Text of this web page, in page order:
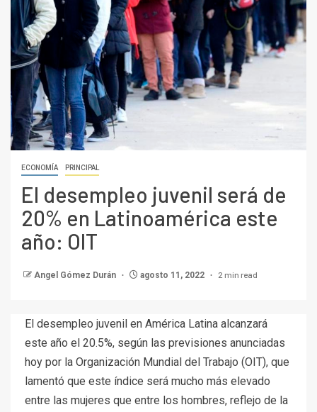
ECONOMÍA PRINCIPAL
El desempleo juvenil será de
20% en Latinoamérica este
año: OIT
Angel Gómez Durán agosto 11, 2022 2 min read
El desempleo juvenil en América Latina alcanzará
este año el 20.5%, según las previsiones anunciadas
hoy por la Organización Mundial del Trabajo (OIT), que
lamentó que este índice será mucho más elevado
entre las mujeres que entre los hombres, reflejo de la